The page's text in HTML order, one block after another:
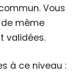
Vous
même
validées.
à ce niveau :